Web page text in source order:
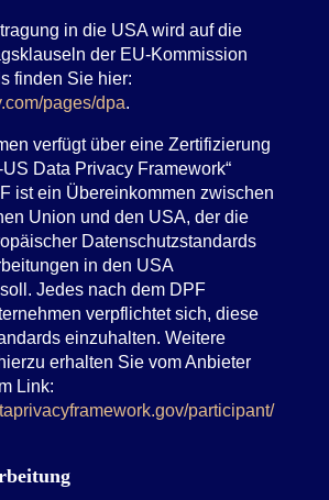
in die USA wird auf die
der EU-Kommission
finden Sie hier:
pages/dpa.
verfügt über eine Zertifizierung
Data Privacy Framework“
ist ein Übereinkommen zwischen
Union und den USA, der die
Datenschutzstandards
in den USA
Jedes nach dem DPF
verpflichtet sich, diese
einzuhalten. Weitere
erhalten Sie vom Anbieter
Link:
participant/